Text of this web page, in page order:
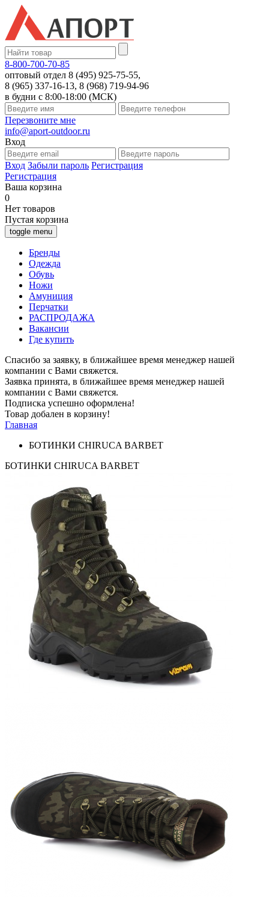
8-800-700-70-85
оптовый отдел 8 (495) 925-75-55,
8 (965) 337-16-13, 8 (968) 719-94-96
в будни с 8:00-18:00 (МСК)
Перезвоните мне
info@aport-outdoor.ru
Вход
Вход Забыли пароль Регистрация
Регистрация
Ваша корзина
0
Нет товаров
Пустая корзина
toggle menu
Бренды
Одежда
Обувь
Ножи
Амуниция
Перчатки
РАСПРОДАЖА
Вакансии
Где купить
Спасибо за заявку, в ближайшее время менеджер нашей
компании с Вами свяжется.
Заявка принята, в ближайшее время менеджер нашей
компании с Вами свяжется.
Подписка успешно оформлена!
Товар добален в корзину!
Главная
БОТИНКИ CHIRUCA BARBET
БОТИНКИ CHIRUCA BARBET